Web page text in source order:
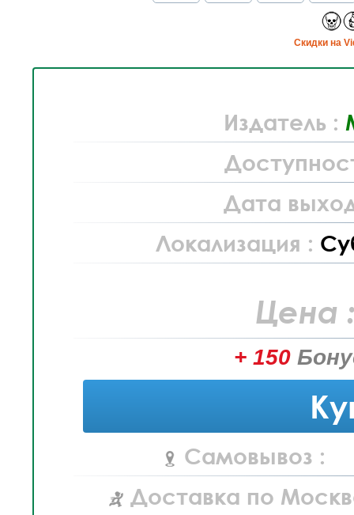
Cкидки на
Издатель :
Дата
Локализация :
Цена
+ 150
Самовывоз :
Доставка по